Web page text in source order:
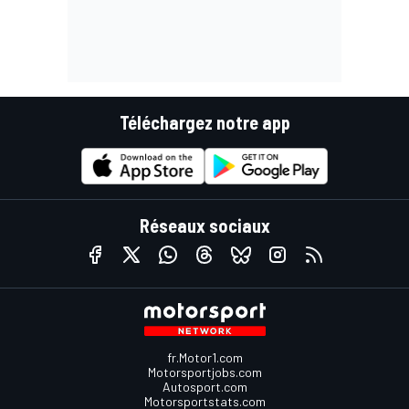
Téléchargez notre app
Réseaux sociaux
fr.Motor1.com
Motorsportjobs.com
Autosport.com
Motorsportstats.com